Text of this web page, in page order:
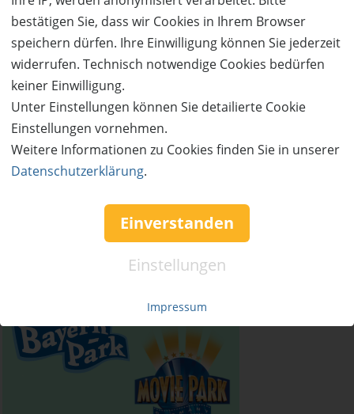
bestätigen Sie, dass wir Cookies in Ihrem Browser
speichern dürfen. Ihre Einwilligung können Sie jederzeit
widerrufen. Technisch notwendige Cookies bedürfen
keiner Einwilligung.
Unter Einstellungen können Sie detailierte Cookie
Einstellungen vornehmen.
Weitere Informationen zu Cookies finden Sie in unserer
Datenschutzerklärung.
Einverstanden
Einstellungen
Impressum